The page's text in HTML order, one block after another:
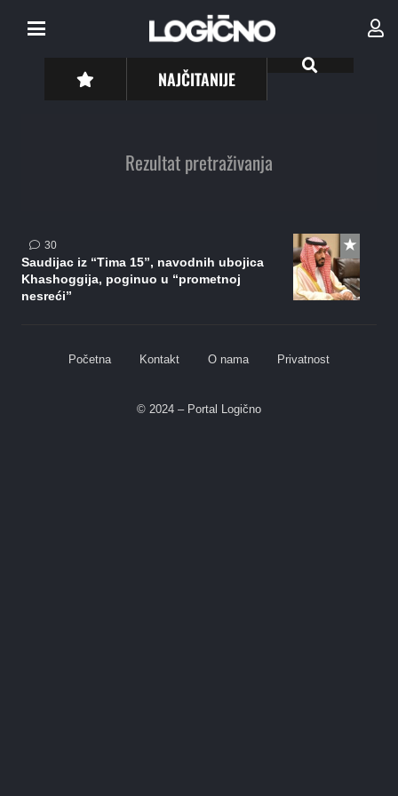
NAJČITANIJE
Rezultat pretraživanja
30komentara
Saudijac iz “Tima 15”, navodnih ubojica
Khashoggija, poginuo u “prometnoj
nesreći”
Početna Kontakt O nama Privatnost
© 2024 – Portal Logično